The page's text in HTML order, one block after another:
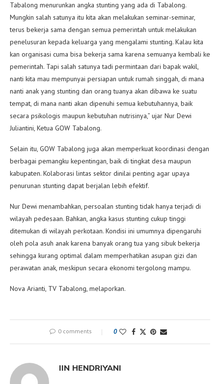
Tabalong menurunkan angka stunting yang ada di Tabalong.
Mungkin salah satunya itu kita akan melakukan seminar-seminar,
terus bekerja sama dengan semua pemerintah untuk melakukan
penelusuran kepada keluarga yang mengalami stunting. Kalau kita
kan organisasi cuma bisa bekerja sama karena semuanya kembali ke
pemerintah. Tapi salah satunya tadi permintaan dari bapak wakil,
nanti kita mau mempunyai persiapan untuk rumah singgah, di mana
nanti anak yang stunting dan orang tuanya akan dibawa ke suatu
tempat, di mana nanti akan dipenuhi semua kebutuhannya, baik
secara psikologis maupun kebutuhan nutrisinya,” ujar Nur Dewi
Juliantini, Ketua GOW Tabalong.
Selain itu, GOW Tabalong juga akan memperkuat koordinasi dengan
berbagai pemangku kepentingan, baik di tingkat desa maupun
kabupaten. Kolaborasi lintas sektor dinilai penting agar upaya
penurunan stunting dapat berjalan lebih efektif.
Nur Dewi menambahkan, persoalan stunting tidak hanya terjadi di
wilayah pedesaan. Bahkan, angka kasus stunting cukup tinggi
ditemukan di wilayah perkotaan. Kondisi ini umumnya dipengaruhi
oleh pola asuh anak karena banyak orang tua yang sibuk bekerja
sehingga kurang optimal dalam memperhatikan asupan gizi dan
perawatan anak, meskipun secara ekonomi tergolong mampu.
Nova Arianti, TV Tabalong, melaporkan.
0 comments 0
IIN HENDRIYANI